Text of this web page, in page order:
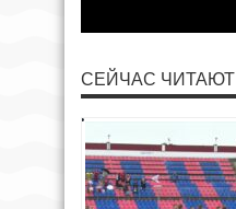
СЕЙЧАС ЧИТАЮТ